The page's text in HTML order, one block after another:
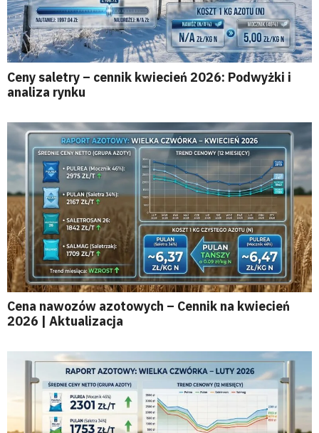
Ceny saletry – cennik kwiecień 2026: Podwyżki i
analiza rynku
Cena nawozów azotowych – Cennik na kwiecień
2026 | Aktualizacja